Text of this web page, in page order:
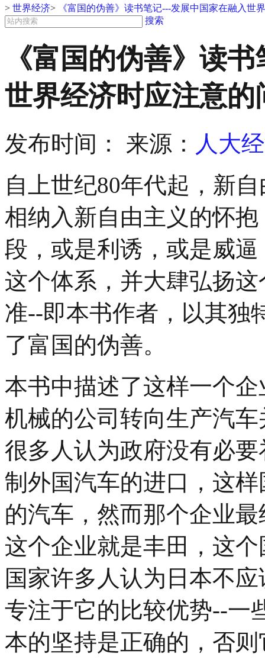
> 世界经济>
《富国的伪善》读书笔记---发展中国家在融入世
搜索
《富国的伪善》读
世界经济时应注意的
发布时间： 来源： 人大
自上世纪80年代起，新
相纳入新自由主义的怀
段，或是利诱，或是威
这个体系，并大肆弘扬
准--即本书作者，以其独
了富国的伪善。
本书中描述了这样一个
机械的公司转向生产汽
很多人认为政府没有必
制外国汽车的进口，这
的汽车，然而那个企业
这个企业就是丰田，这
国家许多人认为日本不
专注于它的比较优势--一
本的坚持是正确的，否